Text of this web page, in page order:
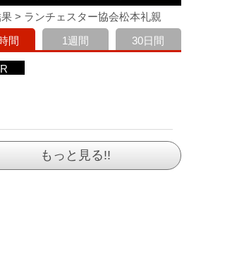
> ランチェスター協会松本礼親
間
1週間 30日間
もっと見る!!